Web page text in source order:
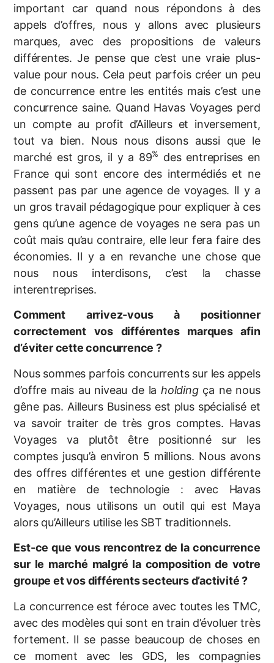
important car quand nous répondons à des
appels d’offres, nous y allons avec plusieurs
marques, avec des propositions de valeurs
différentes. Je pense que c’est une vraie plus-
value pour nous. Cela peut parfois créer un peu
de concurrence entre les entités mais c’est une
concurrence saine. Quand Havas Voyages perd
un compte au profit d’Ailleurs et inversement,
tout va bien. Nous nous disons aussi que le
marché est gros, il y a 89%
des entreprises en
France qui sont encore des intermédiés et ne
passent pas par une agence de voyages. Il y a
un gros travail pédagogique pour expliquer à ces
gens qu’une agence de voyages ne sera pas un
coût mais qu’au contraire, elle leur fera faire des
économies. Il y a en revanche une chose que
nous nous interdisons, c’est la chasse
interentreprises.
Comment arrivez-vous à positionner
correctement vos différentes marques afin
d’éviter cette concurrence ?
Nous sommes parfois concurrents sur les appels
d’offre mais au niveau de la holdingça ne nous
gêne pas. Ailleurs Business est plus spécialisé et
va savoir traiter de très gros comptes. Havas
Voyages va plutôt être positionné sur les
comptes jusqu’à environ 5 millions. Nous avons
des offres différentes et une gestion différente
en matière de technologie : avec Havas
Voyages, nous utilisons un outil qui est Maya
alors qu’Ailleurs utilise les SBT traditionnels.
Est-ce que vous rencontrez de la concurrence
sur le marché malgré la composition de votre
groupe et vos différents secteurs d’activité ?
La concurrence est féroce avec toutes les TMC,
avec des modèles qui sont en train d’évoluer très
fortement. Il se passe beaucoup de choses en
ce moment avec les GDS, les compagnies